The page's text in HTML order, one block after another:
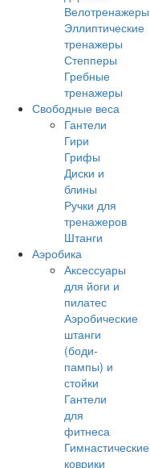
Велотренажеры
Эллиптические
тренажеры
Степперы
Гребные
тренажеры
Свободные веса
Гантели
Гири
Грифы
Диски и
блины
Ручки для
тренажеров
Штанги
Аэробика
Аксессуары
для йоги и
пилатес
Аэробические
штанги
(боди-
пампы) и
стойки
Гантели
для
фитнеса
Гимнастические
коврики